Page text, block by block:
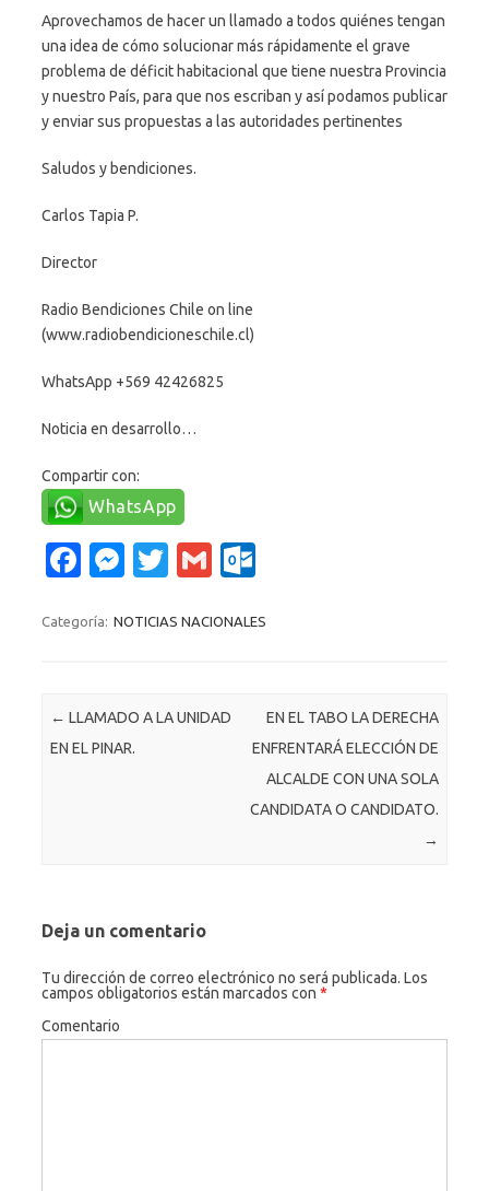
Aprovechamos de hacer un llamado a todos quiénes tengan
una idea de cómo solucionar más rápidamente el grave
problema de déficit habitacional que tiene nuestra Provincia
y nuestro País, para que nos escriban y así podamos publicar
y enviar sus propuestas a las autoridades pertinentes
Saludos y bendiciones.
Carlos Tapia P.
Director
Radio Bendiciones Chile on line
(www.radiobendicioneschile.cl)
WhatsApp +569 42426825
Noticia en desarrollo…
Compartir con:
WhatsApp
Fa
e
o
M
se
er
T
it
G
ail lo
c
o
m
Categoría: NOTICIAS NACIONALES
Navegación de entradas
← LLAMADO A LA UNIDAD
EN EL PINAR.
EN EL TABO LA DERECHA
ENFRENTARÁ ELECCIÓN DE
ALCALDE CON UNA SOLA
CANDIDATA O CANDIDATO.
→
Deja un comentario
Tu dirección de correo electrónico no será publicada. Los
campos obligatorios están marcados con *
Comentario